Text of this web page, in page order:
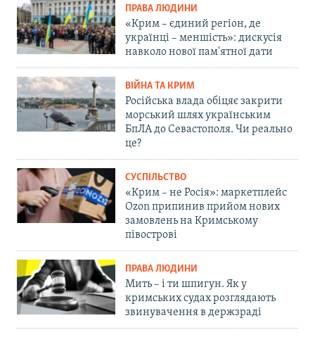
ПРАВА ЛЮДИНИ
«Крим – єдиний регіон, де
українці – меншість»: дискусія
навколо нової пам'ятної дати
ВІЙНА ТА КРИМ
Російська влада обіцяє закрити
морський шлях українським
БпЛА до Севастополя. Чи реально
це?
СУСПІЛЬСТВО
«Крим – не Росія»: маркетплейс
Ozon припинив прийом нових
замовлень на Кримському
півострові
ПРАВА ЛЮДИНИ
Мить – і ти шпигун. Як у
кримських судах розглядають
звинувачення в держзраді